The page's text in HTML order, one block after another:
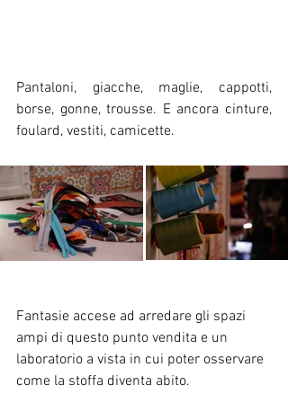
Pantaloni, giacche, maglie, cappotti,
borse, gonne, trousse. E ancora cinture,
foulard, vestiti, camicette.
Fantasie accese ad arredare gli spazi
ampi di questo punto vendita e un
laboratorio a vista in cui poter osservare
come la stoffa diventa abito.